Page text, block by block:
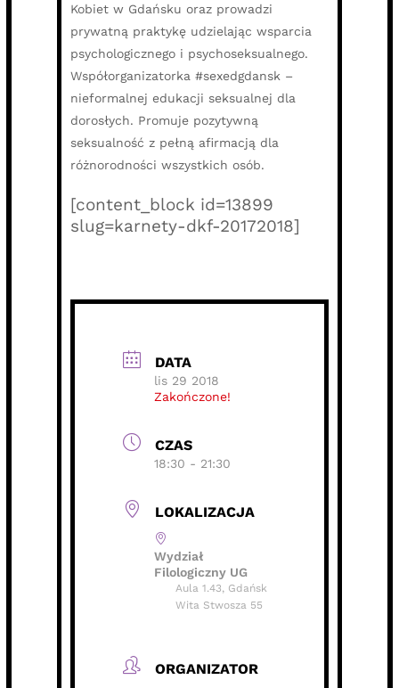
Kobiet w Gdańsku oraz prowadzi
prywatną praktykę udzielając wsparcia
psychologicznego i psychoseksualnego.
Współorganizatorka #sexedgdansk –
nieformalnej edukacji seksualnej dla
dorosłych. Promuje pozytywną
seksualność z pełną afirmacją dla
różnorodności wszystkich osób.
[content_block id=13899
slug=karnety-dkf-20172018]
DATA
lis 29 2018
Zakończone!
CZAS
18:30 - 21:30
LOKALIZACJA
Wydział
Filologiczny UG
Aula 1.43, Gdańsk
Wita Stwosza 55
ORGANIZATOR